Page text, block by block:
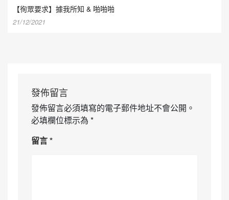
【徇眾要求】據我所知 & 啪啪啪
21/12/2021
發佈留言
發佈留言必須填寫的電子郵件地址不會公開。
必填欄位標示為 *
留言*